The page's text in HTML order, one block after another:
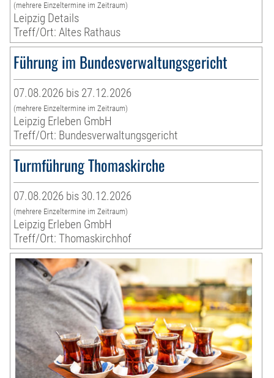
(mehrere Einzeltermine im Zeitraum)
Leipzig Details
Treff/Ort: Altes Rathaus
Führung im Bundesverwaltungsgericht
07.08.2026 bis 27.12.2026
(mehrere Einzeltermine im Zeitraum)
Leipzig Erleben GmbH
Treff/Ort: Bundesverwaltungsgericht
Turmführung Thomaskirche
07.08.2026 bis 30.12.2026
(mehrere Einzeltermine im Zeitraum)
Leipzig Erleben GmbH
Treff/Ort: Thomaskirchhof